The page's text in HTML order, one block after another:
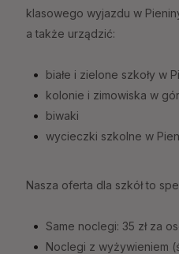
klasowego wyjazdu w
a także urządzić:
białe i zielone szkoły w
kolonie i zimowiska w
biwaki
wycieczki szkolne w
Nasza oferta dla szkół to
Same noclegi: 35 zł za
Noclegi z wyżywieniem